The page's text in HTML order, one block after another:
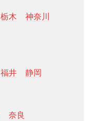
栃木
神奈川
福井 静岡
奈良